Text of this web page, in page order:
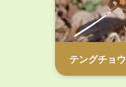
テングチョウ